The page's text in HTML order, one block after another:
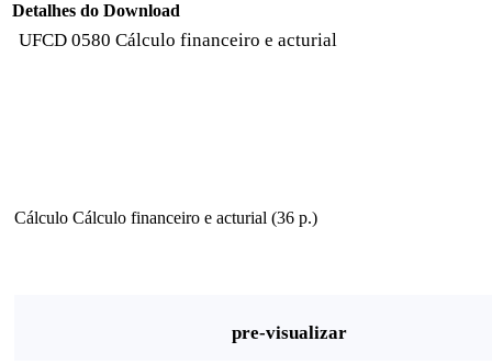
Detalhes do Download
UFCD 0580 Cálculo financeiro e acturial
Cálculo Cálculo financeiro e acturial (36 p.)
pre-visualizar